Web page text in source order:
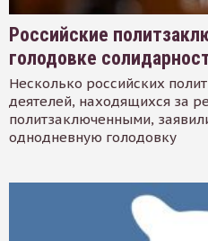
Российские
голодовке
Несколько российских
деятелей, находящихся за
политзаключенными,
однодневную голодовку